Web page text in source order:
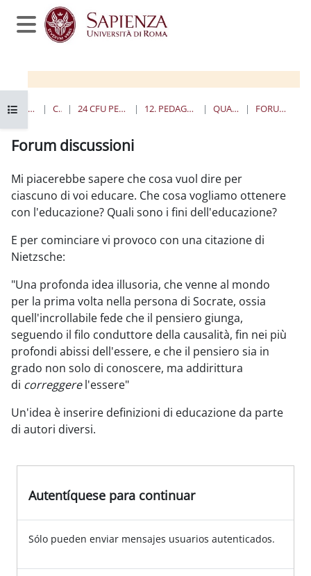
Salta al contenido principal
Panel lateral
Abrir índice del curso
PÁGINA PRINCIPAL CURSOS 24 CFU PER L'INSEGNAMENTO 12. PEDAGOGIA SPERIMENTALE QUANDO E DOVE FORUM DISCUSSIONI
Forum discussioni
Mi piacerebbe sapere che cosa vuol dire per
ciascuno di voi educare. Che cosa vogliamo ottenere
con l'educazione? Quali sono i fini dell'educazione?
E per cominciare vi provoco con una citazione di
Nietzsche:
"Una profonda idea illusoria, che venne al mondo
per la prima volta nella persona di Socrate, ossia
quell'incrollabile fede che il pensiero giunga,
seguendo il filo conduttore della causalità, fin nei più
profondi abissi dell'essere, e che il pensiero sia in
grado non solo di conoscere, ma addirittura
di correggerel'essere"
Un'idea è inserire definizioni di educazione da parte
di autori diversi.
Autentíquese para continuar
Sólo pueden enviar mensajes usuarios autenticados.